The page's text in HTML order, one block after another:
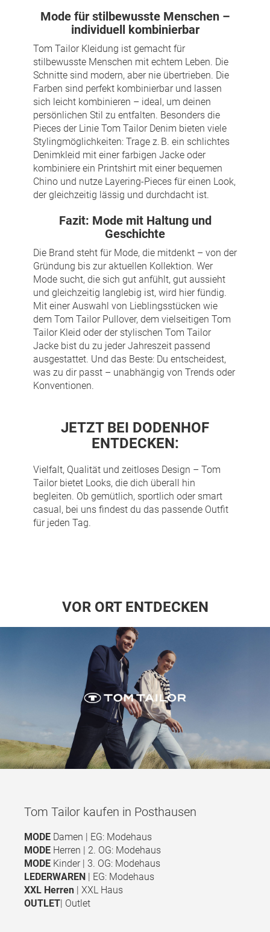
Mode für stilbewusste Menschen –
individuell kombinierbar
Tom Tailor Kleidung ist gemacht für
stilbewusste Menschen mit echtem Leben. Die
Schnitte sind modern, aber nie übertrieben. Die
Farben sind perfekt kombinierbar und lassen
sich leicht kombinieren – ideal, um deinen
persönlichen Stil zu entfalten. Besonders die
Pieces der Linie Tom Tailor Denim bieten viele
Stylingmöglichkeiten: Trage z. B. ein schlichtes
Denimkleid mit einer farbigen Jacke oder
kombiniere ein Printshirt mit einer bequemen
Chino und nutze Layering-Pieces für einen Look,
der gleichzeitig lässig und durchdacht ist.
Fazit: Mode mit Haltung und
Geschichte
Die Brand steht für Mode, die mitdenkt – von der
Gründung bis zur aktuellen Kollektion. Wer
Mode sucht, die sich gut anfühlt, gut aussieht
und gleichzeitig langlebig ist, wird hier fündig.
Mit einer Auswahl von Lieblingsstücken wie
dem Tom Tailor Pullover, dem vielseitigen Tom
Tailor Kleid oder der stylischen Tom Tailor
Jacke bist du zu jeder Jahreszeit passend
ausgestattet. Und das Beste: Du entscheidest,
was zu dir passt – unabhängig von Trends oder
Konventionen.
JETZT BEI DODENHOF
ENTDECKEN:
Vielfalt, Qualität und zeitloses Design – Tom
Tailorbietet Looks, die dich überall hin
begleiten. Ob gemütlich, sportlich oder smart
casual, bei uns findest du das passende Outfit
für jeden Tag.
VOR ORT ENTDECKEN
Tom Tailor kaufen in Posthausen
MODE Damen | EG: Modehaus
MODE Herren | 2. OG: Modehaus
MODE Kinder | 3. OG: Modehaus
LEDERWAREN | EG: Modehaus
XXL Herren | XXL Haus
OUTLET| Outlet